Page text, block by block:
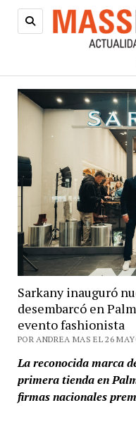
Sarkany inauguró
desembarcó en
evento fashionista
POR ANDREA MAS EL 26
La reconocida marca
primera tienda en
firmas nacionales